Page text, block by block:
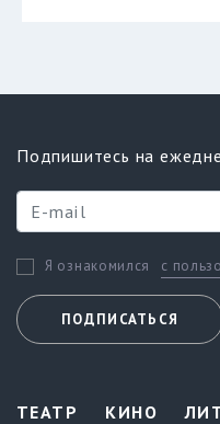
Подпишитесь на
Я ознакомился с
ПОДПИСАТЬСЯ
ТЕАТР КИНО